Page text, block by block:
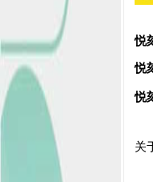
悦
悦
悦
关